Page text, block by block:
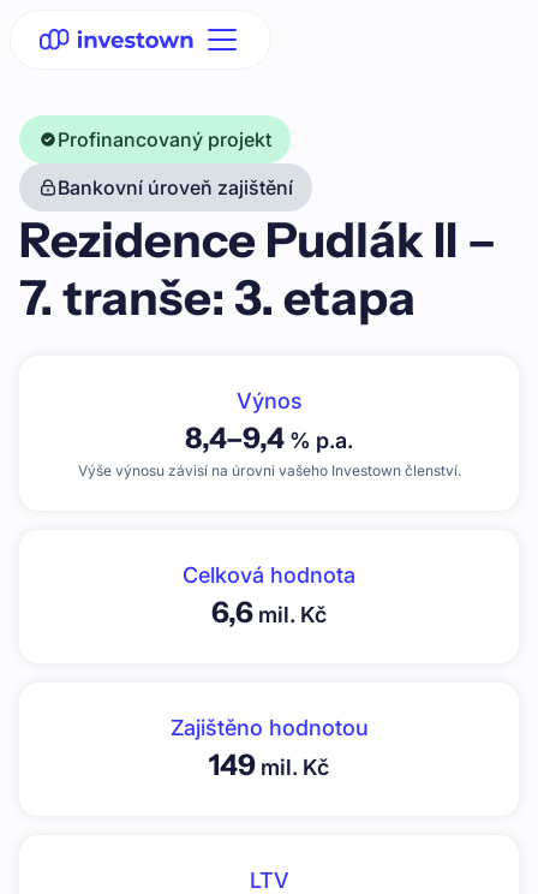
Profinancovaný projekt
Bankovní úroveň zajištění
Rezidence Pudlák II –
7. tranše: 3. etapa
Výnos
8,4–9,4 % p.a.
Výše výnosu závisí na úrovni vašeho Investown členství.
Celková hodnota
6,6 mil. Kč
Zajištěno hodnotou
149 mil. Kč
LTV